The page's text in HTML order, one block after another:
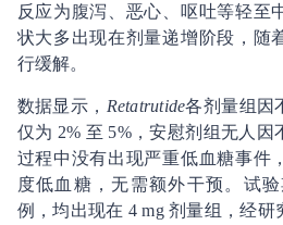
反应为腹泻、恶心、呕吐等轻至
状大多出现在剂量递增阶段，随
行缓解。
数据显示， Retatrutide各剂量组因
仅为 2% 至 5%，安慰剂组无人
过程中没有出现严重低血糖事件
度低血糖，无需额外干预。试
例，均出现在 4 mg 剂量组，经